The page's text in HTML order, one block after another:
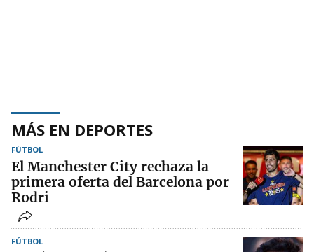
MÁS EN DEPORTES
FÚTBOL
El Manchester City rechaza la
primera oferta del Barcelona por
Rodri
FÚTBOL